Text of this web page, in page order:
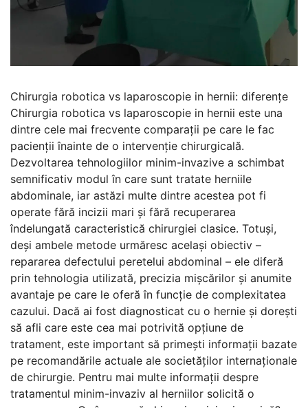
Chirurgia robotica vs laparoscopie in hernii: diferențe
Chirurgia robotica vs laparoscopie in hernii este una
dintre cele mai frecvente comparații pe care le fac
pacienții înainte de o intervenție chirurgicală.
Dezvoltarea tehnologiilor minim-invazive a schimbat
semnificativ modul în care sunt tratate herniile
abdominale, iar astăzi multe dintre acestea pot fi
operate fără incizii mari și fără recuperarea
îndelungată caracteristică chirurgiei clasice. Totuși,
deși ambele metode urmăresc același obiectiv –
repararea defectului peretelui abdominal – ele diferă
prin tehnologia utilizată, precizia mișcărilor și anumite
avantaje pe care le oferă în funcție de complexitatea
cazului. Dacă ai fost diagnosticat cu o hernie și dorești
să afli care este cea mai potrivită opțiune de
tratament, este important să primești informații bazate
pe recomandările actuale ale societăților internaționale
de chirurgie. Pentru mai multe informații despre
tratamentul minim-invaziv al herniilor solicită o